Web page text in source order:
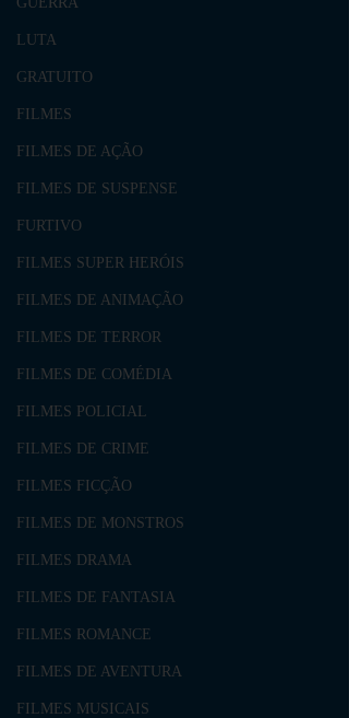
LUTA
GRATUITO
FILMES
FILMES DE AÇÃO
FILMES DE SUSPENSE
FURTIVO
FILMES SUPER HERÓIS
FILMES DE ANIMAÇÃO
FILMES DE TERROR
FILMES DE COMÉDIA
FILMES POLICIAL
FILMES DE CRIME
FILMES FICÇÃO
FILMES DE MONSTROS
FILMES DRAMA
FILMES DE FANTASIA
FILMES ROMANCE
FILMES DE AVENTURA
FILMES MUSICAIS